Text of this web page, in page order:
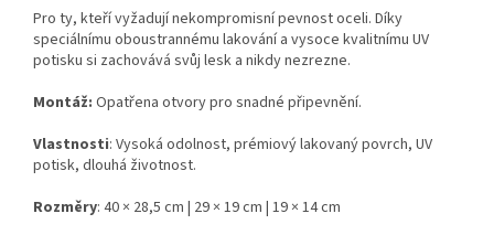
Pro ty, kteří vyžadují nekompromisní pevnost oceli. Díky
speciálnímu oboustrannému lakování a vysoce kvalitnímu UV
potisku si zachovává svůj lesk a nikdy nezrezne.
Montáž: Opatřena otvory pro snadné připevnění.
Vlastnosti: Vysoká odolnost, prémiový lakovaný povrch, UV
potisk, dlouhá životnost.
Rozměry: 40 × 28,5 cm | 29 × 19 cm | 19 × 14 cm